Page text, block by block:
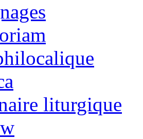
liturgique